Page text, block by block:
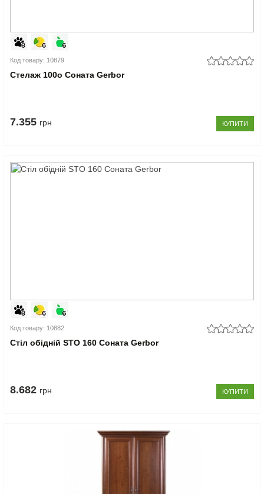
Код товару: 10879
Стелаж 100o Соната Gerbor
7.355 грн КУПИТИ
Код товару: 10882
Стіл обідній STO 160 Соната Gerbor
8.682 грн КУПИТИ